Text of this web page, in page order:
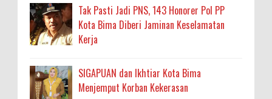
Tak Pasti Jadi PNS, 143 Honorer Pol PP
Kota Bima Diberi Jaminan Keselamatan
Kerja
SIGAPUAN dan Ikhtiar Kota Bima
Menjemput Korban Kekerasan